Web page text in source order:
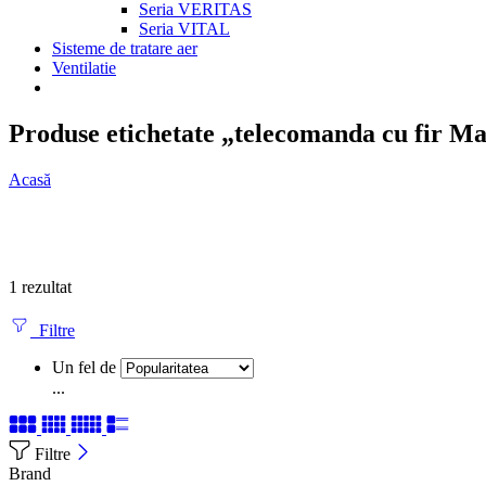
Seria VERITAS
Seria VITAL
Sisteme de tratare aer
Ventilatie
Produse etichetate „telecomanda cu fir
Acasă
1 rezultat
Filtre
Un fel de
...
Filtre
Brand